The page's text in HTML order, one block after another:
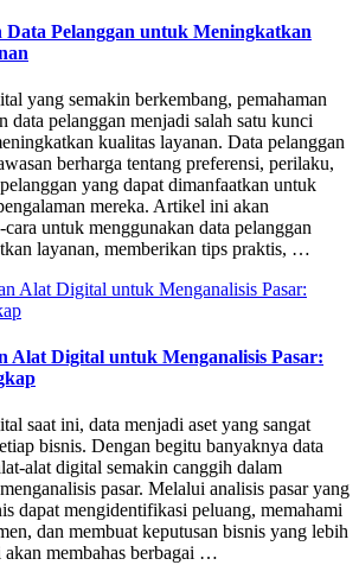
Data Pelanggan untuk Meningkatkan
yang semakin berkembang, pemahaman
data pelanggan menjadi salah satu kunci
kualitas layanan. Data pelanggan
berharga tentang preferensi, perilaku,
yang dapat dimanfaatkan untuk
mereka. Artikel ini akan
cara untuk menggunakan data pelanggan
layanan, memberikan tips praktis, …
Alat Digital untuk Menganalisis Pasar:
saat ini, data menjadi aset yang sangat
bisnis. Dengan begitu banyaknya data
alat digital semakin canggih dalam
pasar. Melalui analisis pasar yang
dapat mengidentifikasi peluang, memahami
dan membuat keputusan bisnis yang lebih
membahas berbagai …